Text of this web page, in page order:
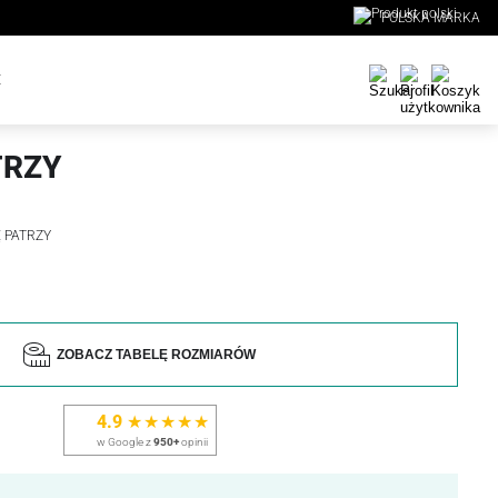
POLSKA MARKA
ZOBACZ TABELĘ ROZMIARÓW
4.9 ★★★★★
w Google z950+opinii